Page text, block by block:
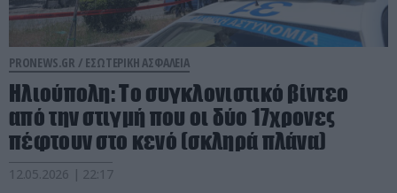
PRONEWS.GR / ΕΣΩΤΕΡΙΚΗ ΑΣΦΑΛΕΙΑ
Ηλιούπολη: Το συγκλονιστικό βίντεο
από την στιγμή που οι δύο 17χρονες
πέφτουν στο κενό (σκληρά πλάνα)
12.05.2026 | 22:17